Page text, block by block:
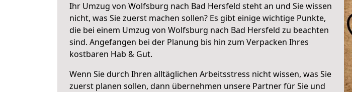
Ihr Umzug von Wolfsburg nach Bad Hersfeld steht an und Sie wissen
nicht, was Sie zuerst machen sollen? Es gibt einige wichtige Punkte,
die bei einem Umzug von Wolfsburg nach Bad Hersfeld zu beachten
sind. Angefangen bei der Planung bis hin zum Verpacken Ihres
kostbaren Hab & Gut.
Wenn Sie durch Ihren alltäglichen Arbeitsstress nicht wissen, was Sie
zuerst planen sollen, dann übernehmen unsere Partner für Sie und